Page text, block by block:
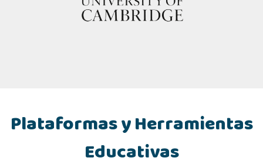
Plataformas y Herramientas
Educativas